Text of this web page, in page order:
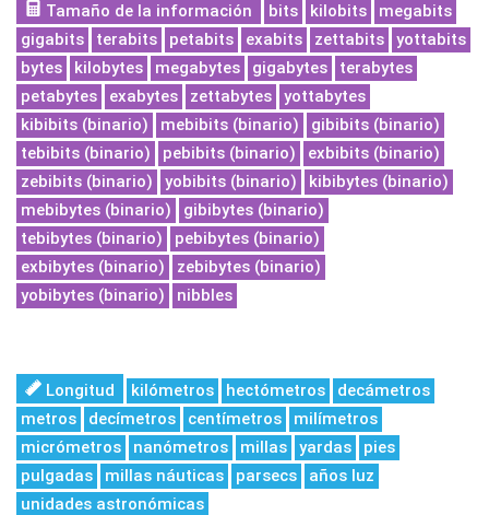
Tamaño de la información bits kilobits
megabits
gigabits
terabits petabits exabits zettabits
yottabits
bytes
kilobytes megabytes gigabytes
terabytes
petabytes
exabytes zettabytes
yottabytes
kibibits (binario)
mebibits (binario)
gibibits (binario)
tebibits (binario)
pebibits (binario)
exbibits (binario)
zebibits (binario)
yobibits (binario)
kibibytes (binario)
mebibytes (binario)
gibibytes (binario)
tebibytes (binario)
pebibytes (binario)
exbibytes (binario)
zebibytes (binario)
yobibytes (binario)
nibbles
Longitud kilómetros hectómetros
decámetros
metros
decímetros centímetros
milímetros
micrómetros
nanómetros millas yardas
pies
pulgadas
millas náuticas parsecs
años luz
unidades astronómicas